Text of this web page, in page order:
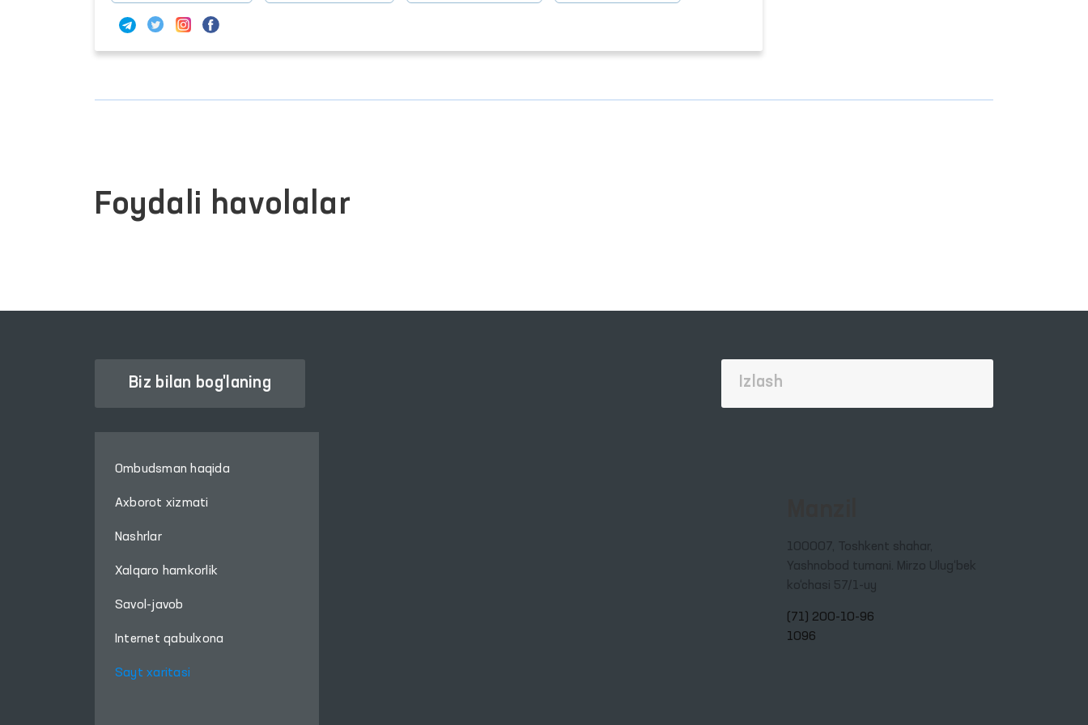
Foydali havolalar
Biz bilan bog'laning
Ombudsman haqida
Axborot xizmati
Nashrlar
Xalqaro hamkorlik
Savol-javob
Internet qabulxona
Sayt xaritasi
100007, Toshkent shahar,
Yashnobod tumani. Mirzo Ulug‘bek
ko‘chasi 57/1-uy
(71) 200-10-96
1096